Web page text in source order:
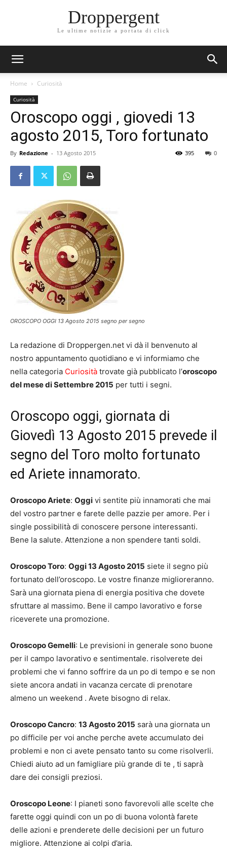
Droppergent
Le ultime notizie a portata di click
Home Curiosità
Curiosità
Oroscopo oggi , giovedi 13
agosto 2015, Toro fortunato
By Redazione - 13 Agosto 2015 0
395
OROSCOPO OGGI 13 Agosto 2015 segno per segno
La redazione di Droppergen.net vi dà il benvenuto al
nostro appuntamento quotidiano e vi informiamo che
nella categoria Curiosità trovate già pubblicato l’oroscopo
del mese di Settembre 2015 per tutti i segni.
Oroscopo oggi, giornata di
Giovedì 13 Agosto 2015 prevede il
segno del Toro molto fortunato
ed Ariete innamorato.
Oroscopo Ariete: Oggi vi sentite più innamorati che mai
del vostro partner e farete delle pazzie per amore. Per i
single possibilità di conoscere persone interessanti.
Bene la salute. Attenzione a non spendere tanti soldi.
Oroscopo Toro: Oggi 13 Agosto 2015 siete il segno più
fortunato dell’oroscopo. Le vostre finanze miglioreranno.
Sarà una giornata piena di energia positiva che dovete
sfruttare al massimo. Bene il campo lavorativo e forse
riceverete una promozione.
Oroscopo Gemelli: Le previsioni in generale sono buone
per il campo lavorativo e sentimentale. risolverete dei
problemi che vi fanno soffrire da un po di tempo e se non
siete ancora andati in vacanza cercate di prenotare
almeno un weekend . Avete bisogno di relax.
Oroscopo Cancro: 13 Agosto 2015 sarà una giornata un
po difficile per voi anche perche avete accumulato dei
problemi e non ci avete pensato tanto su come risolverli.
Chiedi aiuto ad un famigliare più grande di te , ti saprà
dare dei consigli preziosi.
Oroscopo Leone: I pianeti sono favorevoli alle scelte che
farette oggi quindi con un po di buona volontà farete
delle azioni e prenderete delle decisioni per un futuro
migliore. Attenzione ai colpi d’aria.